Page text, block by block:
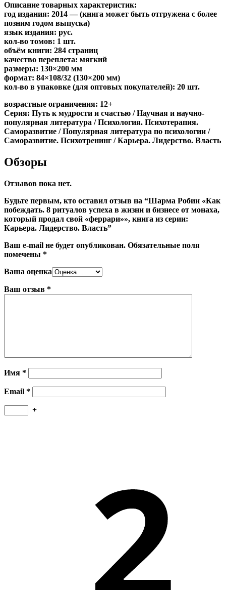
Описание товарных характеристик:
год издания: 2014 — (книга может быть отгружена c более
позним годом выпуска)
язык издания: рус.
кол-во томов: 1 шт.
объём книги: 284 страниц
качество переплета: мягкий
размеры: 130×200 мм
формат: 84×108/32 (130×200 мм)
кол-во в упаковке (для оптовых покупателей): 20 шт.
возрастные ограничения: 12+
Серия: Путь к мудрости и счастью / Научная и научно-
популярная литература / Психология. Психотерапия.
Саморазвитие / Популярная литература по психологии /
Саморазвитие. Психотренинг / Карьера. Лидерство. Власть
Обзоры
Отзывов пока нет.
Будьте первым, кто оставил отзыв на “Шарма Робин «Как
побеждать. 8 ритуалов успеха в жизни и бизнесе от монаха,
который продал свой «феррари»», книга из серии:
Карьера. Лидерство. Власть”
Ваш e-mail не будет опубликован. Обязательные поля
помечены *
Ваша оценка
Ваш отзыв *
Имя *
Email *
+